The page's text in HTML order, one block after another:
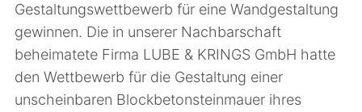
Gestaltungswettbewerb für eine Wandgestaltung
gewinnen. Die in unserer Nachbarschaft
beheimatete Firma LUBE & KRINGS GmbH hatte
den Wettbewerb für die Gestaltung einer
unscheinbaren Blockbetonsteinmauer ihres